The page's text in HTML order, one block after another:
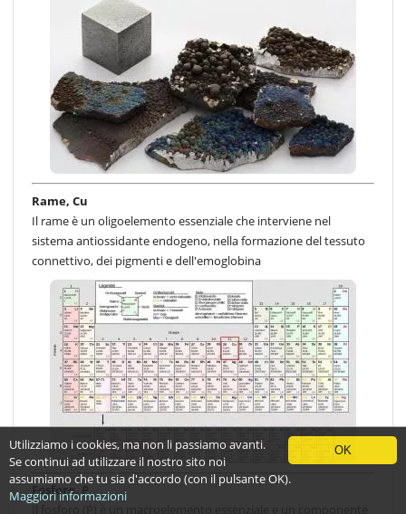
Rame, Cu
Il rame è un oligoelemento essenziale che interviene nel
sistema antiossidante endogeno, nella formazione del tessuto
connettivo, dei pigmenti e dell'emoglobina
Fosforo, P
OK
Utilizziamo i cookies, ma non li passiamo avanti.
Se continui ad utilizzare il nostro sito noi
assumiamo che tu sia d'accordo (con il pulsante OK).
Maggiori informazioni